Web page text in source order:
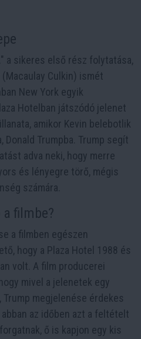
a sikeres első rész folytatása,
Culkin) ismét
New York egyik
Hotelban játszódó jelenet
amikor Kevin belebotlik
Trumpba. Trump segít
adva neki, hogy merre
és lényegre törő, mégis
számára.
filmbe?
a filmben egészen
hogy a Plaza Hotel 1988 és
volt. A film producerei
mivel a jelenetek egy
megjelenése érdekes
az időben azt a feltételt
ő is kapjon egy kis